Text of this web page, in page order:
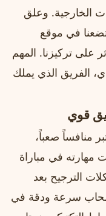
الخارجية. وعلق
في موقع
على تركيزنا. المهم
الفريق الذي يملك
قوي
منافساً صعباً،
مهارته في مباراة
الترجيح بعد
أصحاب سرعة ودقة في